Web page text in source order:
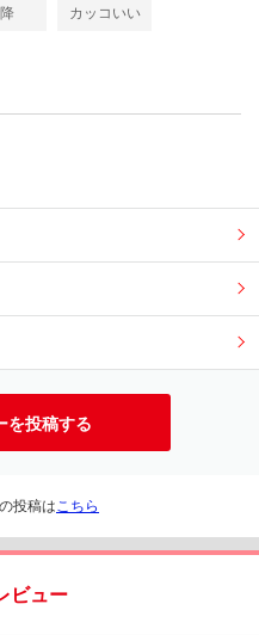
カッコいい
を投稿する
投稿は こちら
ビュー